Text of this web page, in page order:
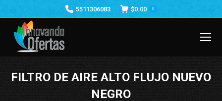
5511306083 $0.00 0
FILTRO DE AIRE ALTO FLUJO NUEVO
NEGRO